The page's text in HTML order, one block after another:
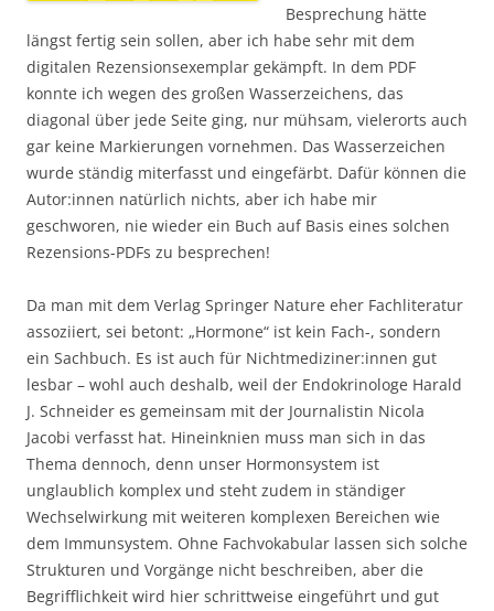
Besprechung hätte
längst fertig sein sollen, aber ich habe sehr mit dem
digitalen Rezensionsexemplar gekämpft. In dem PDF
konnte ich wegen des großen Wasserzeichens, das
diagonal über jede Seite ging, nur mühsam, vielerorts auch
gar keine Markierungen vornehmen. Das Wasserzeichen
wurde ständig miterfasst und eingefärbt. Dafür können die
Autor:innen natürlich nichts, aber ich habe mir
geschworen, nie wieder ein Buch auf Basis eines solchen
Rezensions-PDFs zu besprechen!
Da man mit dem Verlag Springer Nature eher Fachliteratur
assoziiert, sei betont: „Hormone“ ist kein Fach-, sondern
ein Sachbuch. Es ist auch für Nichtmediziner:innen gut
lesbar – wohl auch deshalb, weil der Endokrinologe Harald
J. Schneider es gemeinsam mit der Journalistin Nicola
Jacobi verfasst hat. Hineinknien muss man sich in das
Thema dennoch, denn unser Hormonsystem ist
unglaublich komplex und steht zudem in ständiger
Wechselwirkung mit weiteren komplexen Bereichen wie
dem Immunsystem. Ohne Fachvokabular lassen sich solche
Strukturen und Vorgänge nicht beschreiben, aber die
Begrifflichkeit wird hier schrittweise eingeführt und gut